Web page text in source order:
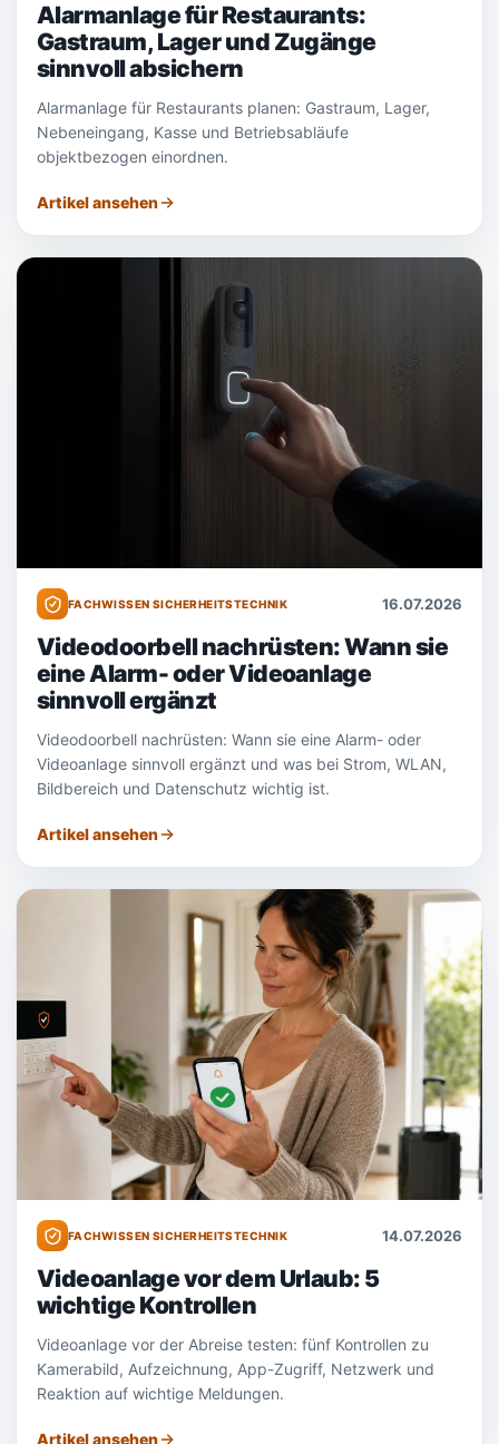
Alarmanlage für Restaurants:
Gastraum, Lager und Zugänge
sinnvoll absichern
Alarmanlage für Restaurants planen: Gastraum, Lager,
Nebeneingang, Kasse und Betriebsabläufe
objektbezogen einordnen.
Artikel ansehen
FACHWISSEN SICHERHEITSTECHNIK 16.07.2026
Videodoorbell nachrüsten: Wann sie
eine Alarm- oder Videoanlage
sinnvoll ergänzt
Videodoorbell nachrüsten: Wann sie eine Alarm- oder
Videoanlage sinnvoll ergänzt und was bei Strom, WLAN,
Bildbereich und Datenschutz wichtig ist.
Artikel ansehen
FACHWISSEN SICHERHEITSTECHNIK 14.07.2026
Videoanlage vor dem Urlaub: 5
wichtige Kontrollen
Videoanlage vor der Abreise testen: fünf Kontrollen zu
Kamerabild, Aufzeichnung, App-Zugriff, Netzwerk und
Reaktion auf wichtige Meldungen.
Artikel ansehen